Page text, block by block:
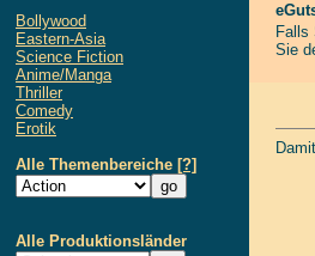
Bollywood
Eastern-Asia
Science Fiction
Anime/Manga
Thriller
Comedy
Erotik
Alle Themenbereiche [?]
Alle Produktionsländer
Falls
Sie